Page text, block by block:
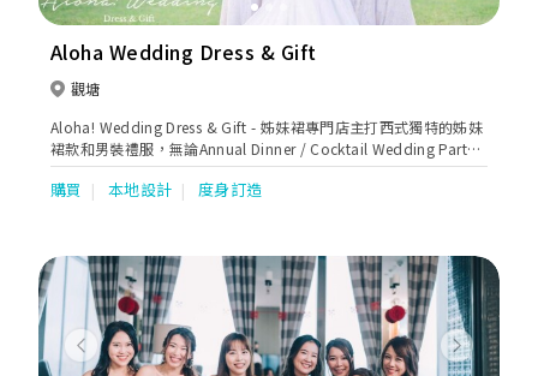
Aloha Wedding Dress & Gift
觀塘
Aloha! Wedding Dress & Gift - 姊妹裙專門店主打西式獨特的姊妹
裙款和男裝禮服，無論Annual Dinner / Cocktail Wedding Party /
謝師宴等都可以大派用場，歡迎客戶來圖訂造及預約免費試身。
(by appointment only)。
購買 本地設計 度身訂造
Previous Next